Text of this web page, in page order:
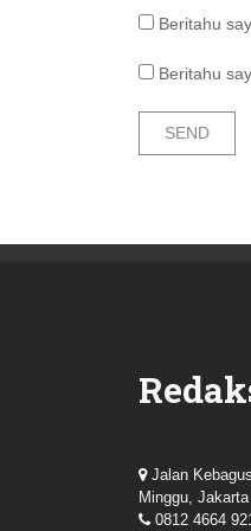
Beritahu
Beritahu
Jalan
Minggu,
0812 4664